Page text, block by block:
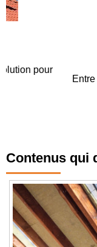
Entre circulation,
Contenus qui